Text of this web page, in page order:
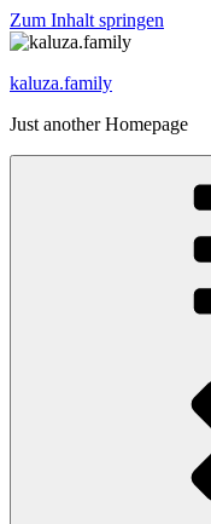
Zum Inhalt springen
kaluza.family
Just another Homepage